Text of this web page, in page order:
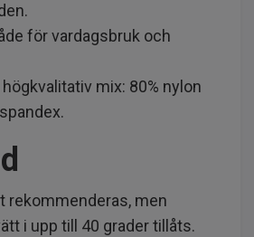
för vardagsbruk och
mix: 80% nylon
rekommenderas, men
i upp till 40 grader tillåts.